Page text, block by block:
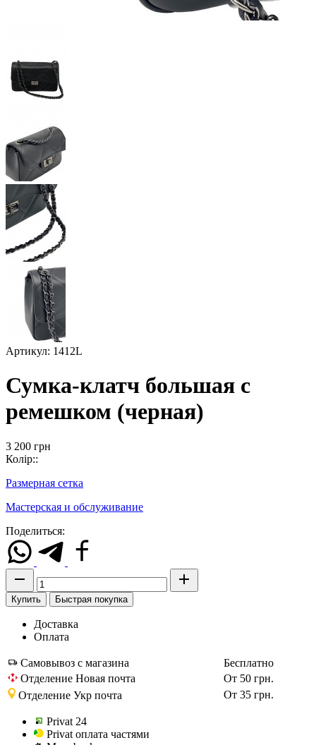
Артикул: 1412L
Сумка-клатч большая с
ремешком (черная)
3 200 грн
Колір::
Размерная сетка
Мастерская и обслуживание
Поделиться:
Купить Быстрая покупка
Доставка
Оплата
Самовывоз с магазина
Бесплатно
Отделение Новая почта
От 50 грн.
Отделение Укр почта
От 35 грн.
Privat 24
Privat оплата частями